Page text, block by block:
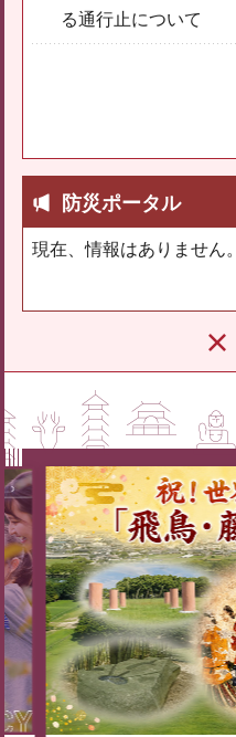
る通行止について
防災ポータル
現在、情報はありません。